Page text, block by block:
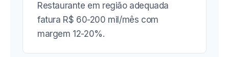
Restaurante em região adequada
fatura R$ 60-200 mil/mês com
margem 12-20%.